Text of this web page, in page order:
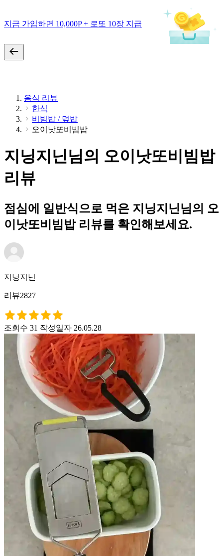
지금 가입하면 10,000P + 로또 10장 지급
음식 리뷰
한식
비빔밥 / 덮밥
오이낫또비빔밥
지닝지닌님의 오이낫또비빔밥
리뷰
점심에 일반식으로 먹은 지닝지닌님의 오
이낫또비빔밥 리뷰를 확인해보세요.
지닝지닌
리뷰2827
조회수 31 작성일자 26.05.28